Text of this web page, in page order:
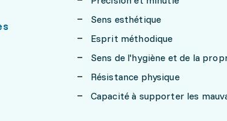
Sens esthétique
Esprit méthodique
Sens de l'hygiène et de la
Résistance physique
Capacité à supporter les